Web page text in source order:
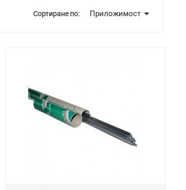
Сортиране по: Приложимост